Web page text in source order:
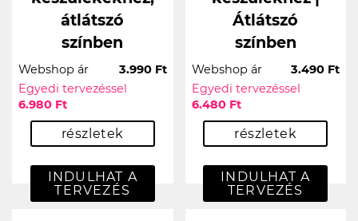
átlátszó
színben
Webshop ár
3.990 Ft
Egyedi tervezéssel
6.980 Ft
részletek
INDULHAT A
TERVEZÉS
Átlátszó
színben
Webshop ár
3.490 Ft
Egyedi tervezéssel
6.480 Ft
részletek
INDULHAT A
TERVEZÉS